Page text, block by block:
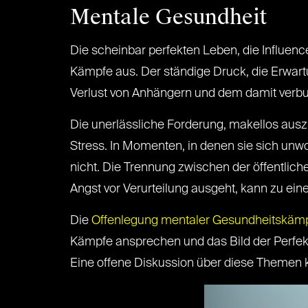
Mentale Gesundheit
Die scheinbar perfekten Leben, die
Kämpfe aus. Der ständige Druck, die
Verlust von Anhängern und dem damit
Die unerlässliche Forderung, makellos
Stress. In Momenten, in denen sie sich
nicht. Die Trennung zwischen der
Angst vor Verurteilung ausgeht, kann zu
Die Offenlegung mentaler
Kämpfe ansprechen und das Bild der
Eine offene Diskussion über diese